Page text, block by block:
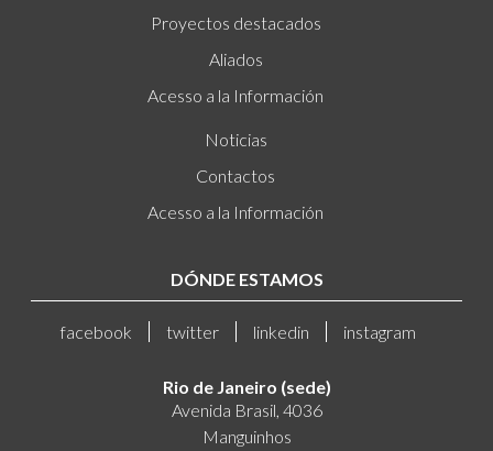
Proyectos destacados
Aliados
Acesso a la Información
Noticias
Contactos
Acesso a la Información
DÓNDE ESTAMOS
facebook twitter linkedin instagram
Rio de Janeiro (sede)
Avenida Brasil, 4036
Manguinhos